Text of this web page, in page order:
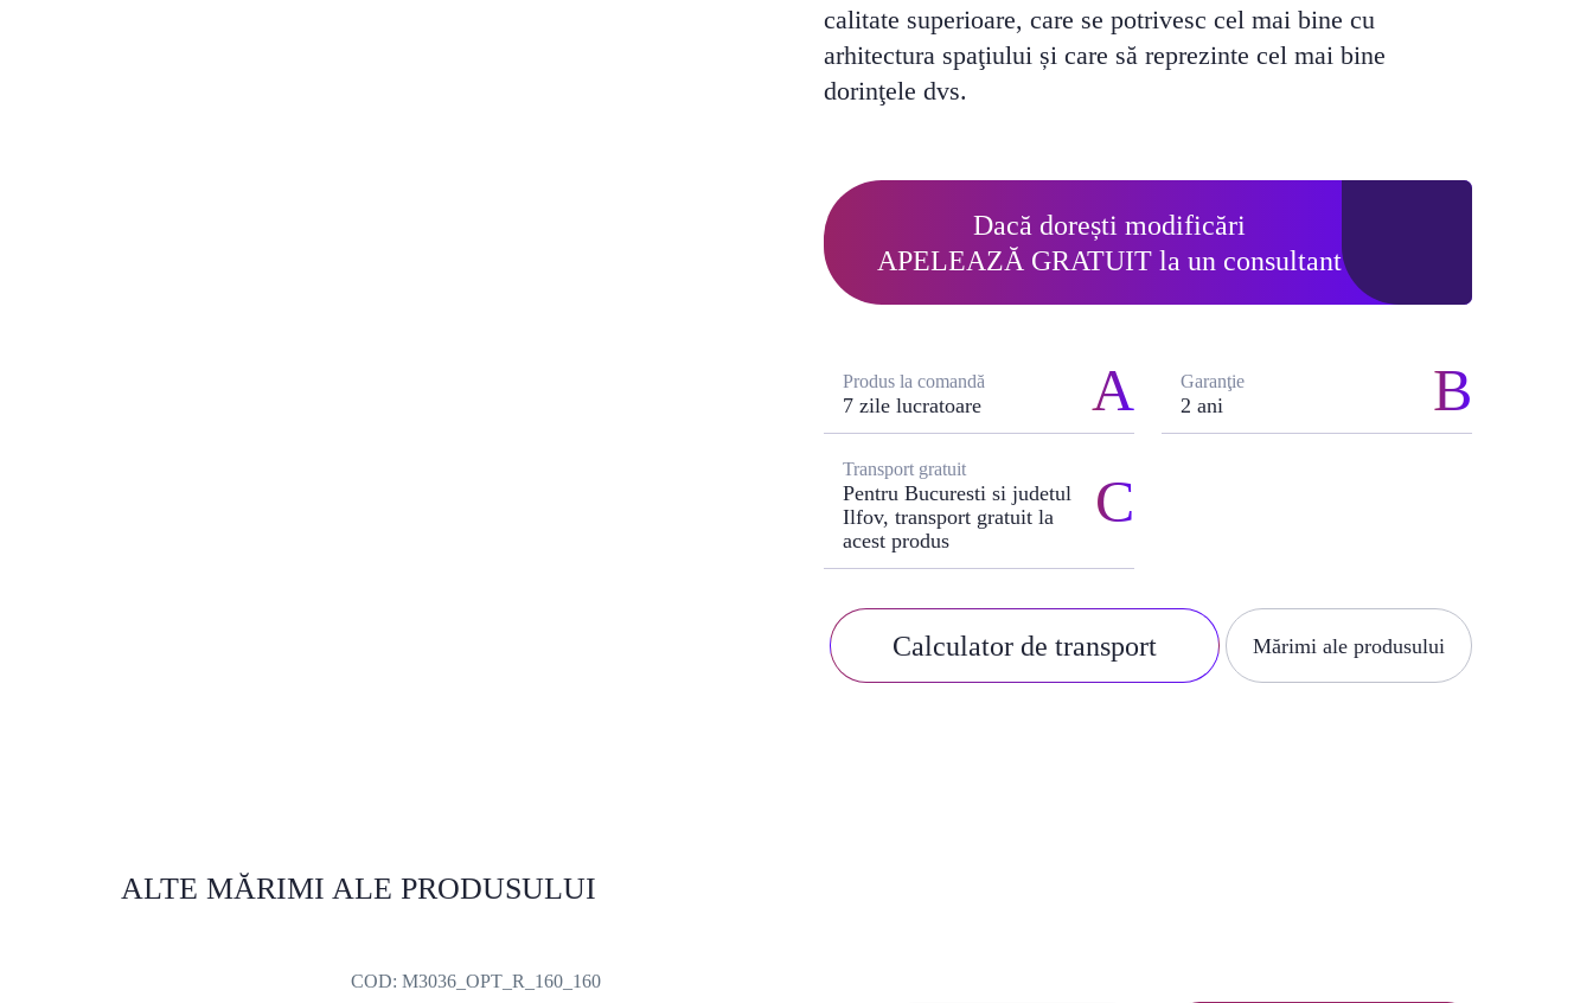
calitate superioare, care se potrivesc cel mai bine cu
arhitectura spaţiului și care să reprezinte cel mai bine
dorinţele dvs.
Dacă dorești modificări
APELEAZĂ GRATUITla un consultant
Produs la comandă
7 zile lucratoare
Garanţie
2 ani
Transport gratuit
Pentru Bucuresti si judetul
Ilfov, transport gratuit la
acest produs
Calculator de transport Mărimi ale produsului
ALTE MĂRIMI ALE PRODUSULUI
COD: M3036_OPT_R_160_160